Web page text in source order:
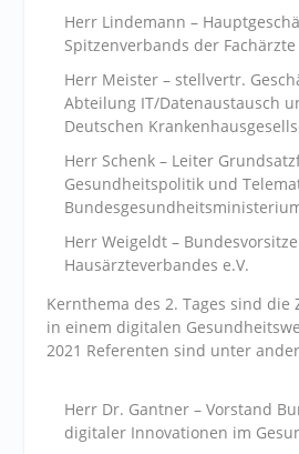
Herr Lindemann –
Spitzenverbands der
Herr Meister – stellvertr.
Abteilung IT/Datenaustausch
Deutschen
Herr Schenk – Leiter
Gesundheitspolitik und
Herr Weigeldt –
Hausärzteverbandes e.V.
Kernthema des 2. Tages sind die
in einem digitalen
2021 Referenten sind unter
Herr Dr. Gantner – Vorstand
digitaler Innovationen im